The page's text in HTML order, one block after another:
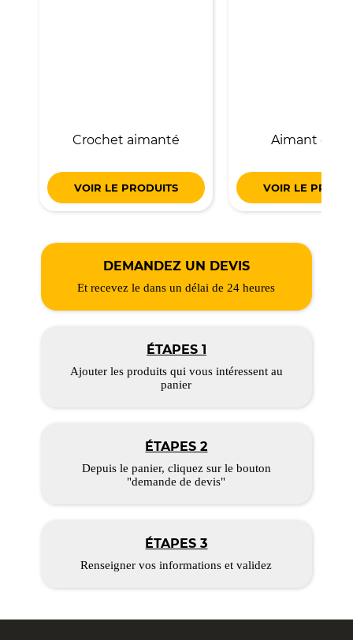
Crochet aimanté
VOIR LE PRODUITS
Aimant
VOIR LE
DEMANDEZ UN DEVIS
Et recevez le dans un délai de 24 heures
ÉTAPES 1
Ajouter les produits qui vous intéressent au
panier
ÉTAPES 2
Depuis le panier, cliquez sur le bouton
"demande de devis"
ÉTAPES 3
Renseigner vos informations et validez